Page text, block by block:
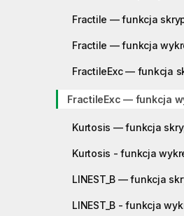
Fractile — funkcja
Fractile — funkcja
FractileExc — funkcja
FractileExc — funkcja
Kurtosis — funkcja
Kurtosis - funkcja
LINEST_B — funkcja
LINEST_B - funkcja